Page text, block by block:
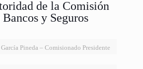
de la Comisión
y Seguros
Pineda – Comisionado Presidente